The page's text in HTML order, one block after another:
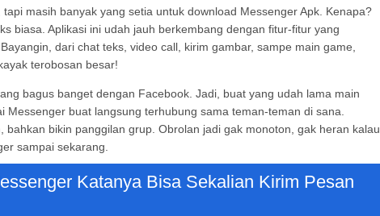
udah dihapus?
masih banyak yang setia untuk download Messenger Apk. Kenapa?
biasa. Aplikasi ini udah jauh berkembang dengan fitur-fitur yang
dari chat teks, video call, kirim gambar, sampe main game,
terobosan besar!
bagus banget dengan Facebook. Jadi, buat yang udah lama main
buat langsung terhubung sama teman-teman di sana.
bahkan bikin panggilan grup. Obrolan jadi gak monoton, gak heran kalau
sampai sekarang.
Katanya Bisa Sekalian Kirim Pesan